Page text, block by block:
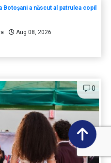
Botoșani a născut al patrulea copil
Aug 08, 2026
0